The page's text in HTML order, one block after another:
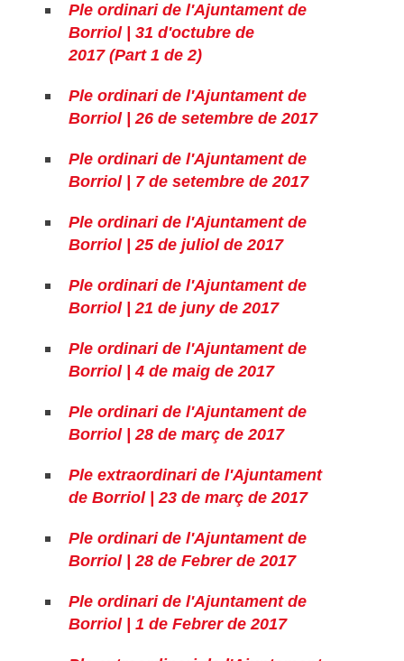
Ple ordinari de l'Ajuntament de
Borriol | 31 d'octubre de
2017 (Part 1 de 2)
Ple ordinari de l'Ajuntament de
Borriol | 26 de setembre de 2017
Ple ordinari de l'Ajuntament de
Borriol | 7 de setembre de 2017
Ple ordinari de l'Ajuntament de
Borriol | 25 de juliol de 2017
Ple ordinari de l'Ajuntament de
Borriol | 21 de juny de 2017
Ple ordinari de l'Ajuntament de
Borriol | 4 de maig de 2017
Ple ordinari de l'Ajuntament de
Borriol | 28 de març de 2017
Ple extraordinari de l'Ajuntament
de Borriol | 23 de març de 2017
Ple ordinari de l'Ajuntament de
Borriol | 28 de Febrer de 2017
Ple ordinari de l'Ajuntament de
Borriol | 1 de Febrer de 2017